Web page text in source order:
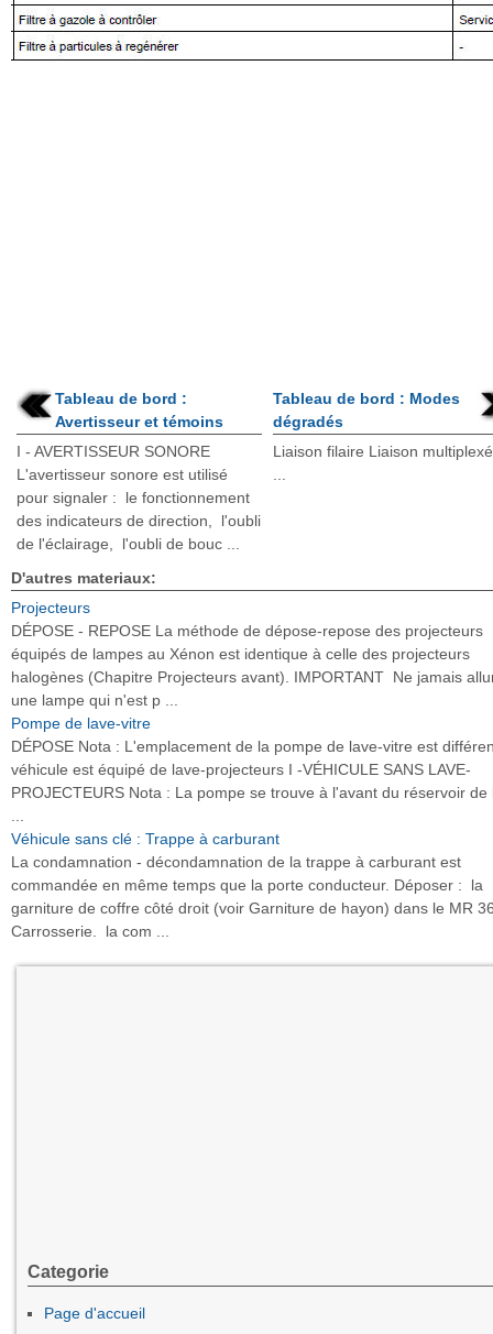
Tableau de bord :
Avertisseur et témoins
I - AVERTISSEUR SONORE
L'avertisseur sonore est utilisé
pour signaler : le fonctionnement
des indicateurs de direction, l'oubli
de l'éclairage, l'oubli de bouc ...
Tableau de bord : Modes
dégradés
Liaison filaire Liaison
D'autres materiaux:
Projecteurs
DÉPOSE - REPOSE La méthode de dépose-repose des projecteurs
équipés de lampes au Xénon est identique à celle des projecteurs
halogènes (Chapitre Projecteurs avant). IMPORTANT Ne jamais
une lampe qui n'est p ...
Pompe de lave-vitre
DÉPOSE Nota : L'emplacement de la pompe de lave-vitre est
véhicule est équipé de lave-projecteurs I -VÉHICULE SANS LAVE-
PROJECTEURS Nota : La pompe se trouve à l'avant du réservoir de
Véhicule sans clé : Trappe à carburant
La condamnation - décondamnation de la trappe à carburant est
commandée en même temps que la porte conducteur. Déposer : la
garniture de coffre côté droit (voir Garniture de hayon) dans le MR
Carrosserie. la com ...
Categorie
Page d'accueil